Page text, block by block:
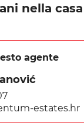
nella casa
agente
estates.hr